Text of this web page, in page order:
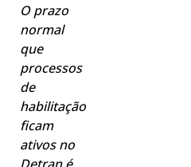
O prazo
normal
que
processos
de
habilitação
ficam
ativos no